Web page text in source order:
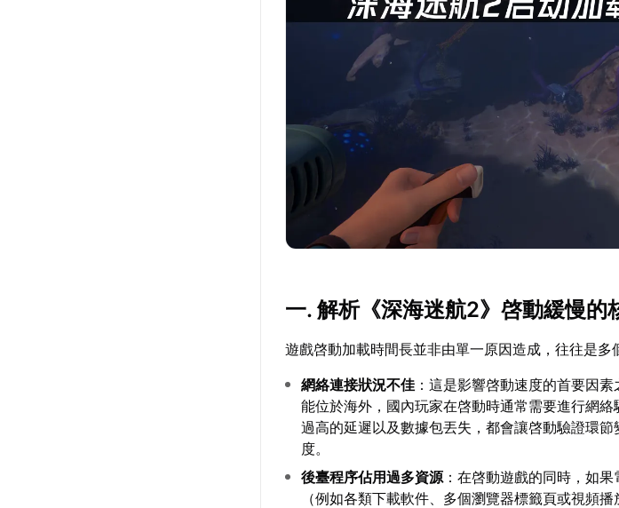
一. 解析《深海迷航2》啓動緩慢的
遊戲啓動加載時間長並非由單一原因造成，往往是多
網絡連接狀況不佳 ：這是影響啓動速度的首要因
能位於海外，國內玩家在啓動時通常需要進行網絡
過高的延遲以及數據包丟失，都會讓啓動驗證環
度。
後臺程序佔用過多資源 ：在啓動遊戲的同時，如
（例如各類下載軟件、多個瀏覽器標籤頁或視頻